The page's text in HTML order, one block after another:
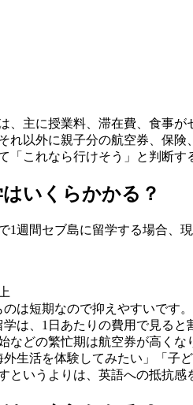
、主に授業料、滞在費、食事が
れ以外に親子分の航空券、保
「これなら行けそう」と判断す
いくらかかる？
1週間セブ島に留学する場合、
は短期なので抑えやすいです
は、1日あたりの費用で見ると
などの繁忙期は航空券が高くな
生活を体験してみたい」「子
というよりは、英語への抵抗